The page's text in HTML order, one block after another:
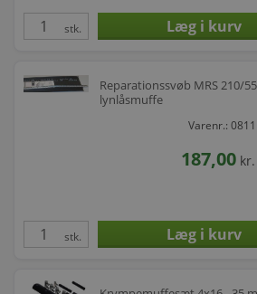
stk.
Reparationssvøb MRS 210/
lynlåsmuffe
Varenr.:
187,00 kr.
stk.